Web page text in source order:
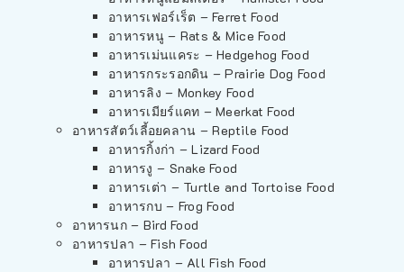
อาหารเฟอร์เร็ต – Ferret Food
อาหารหนู – Rats & Mice Food
อาหารเม่นแคระ – Hedgehog Food
อาหารกระรอกดิน – Prairie Dog Food
อาหารลิง – Monkey Food
อาหารเมียร์แคท – Meerkat Food
อาหารสัตว์เลี้อยคลาน – Reptile Food
อาหารกิ้งก่า – Lizard Food
อาหารงู – Snake Food
อาหารเต่า – Turtle and Tortoise Food
อาหารกบ – Frog Food
อาหารนก – Bird Food
อาหารปลา – Fish Food
อาหารปลา – All Fish Food